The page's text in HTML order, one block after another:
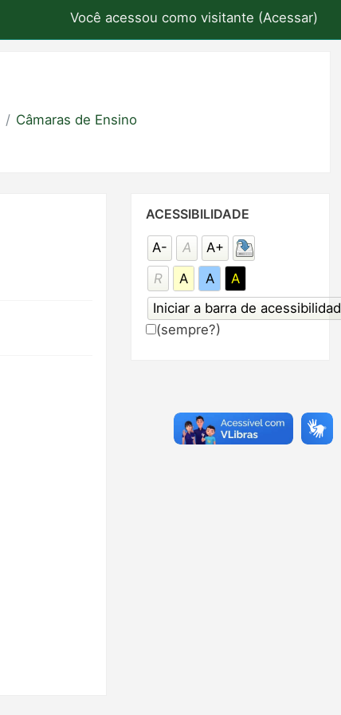
Você acessou como visitante (Acessar)
Câmaras de Ensino
Acessibilidade
ACESSIBILIDADE
A- A
A+
R
A A A
(sempre?)